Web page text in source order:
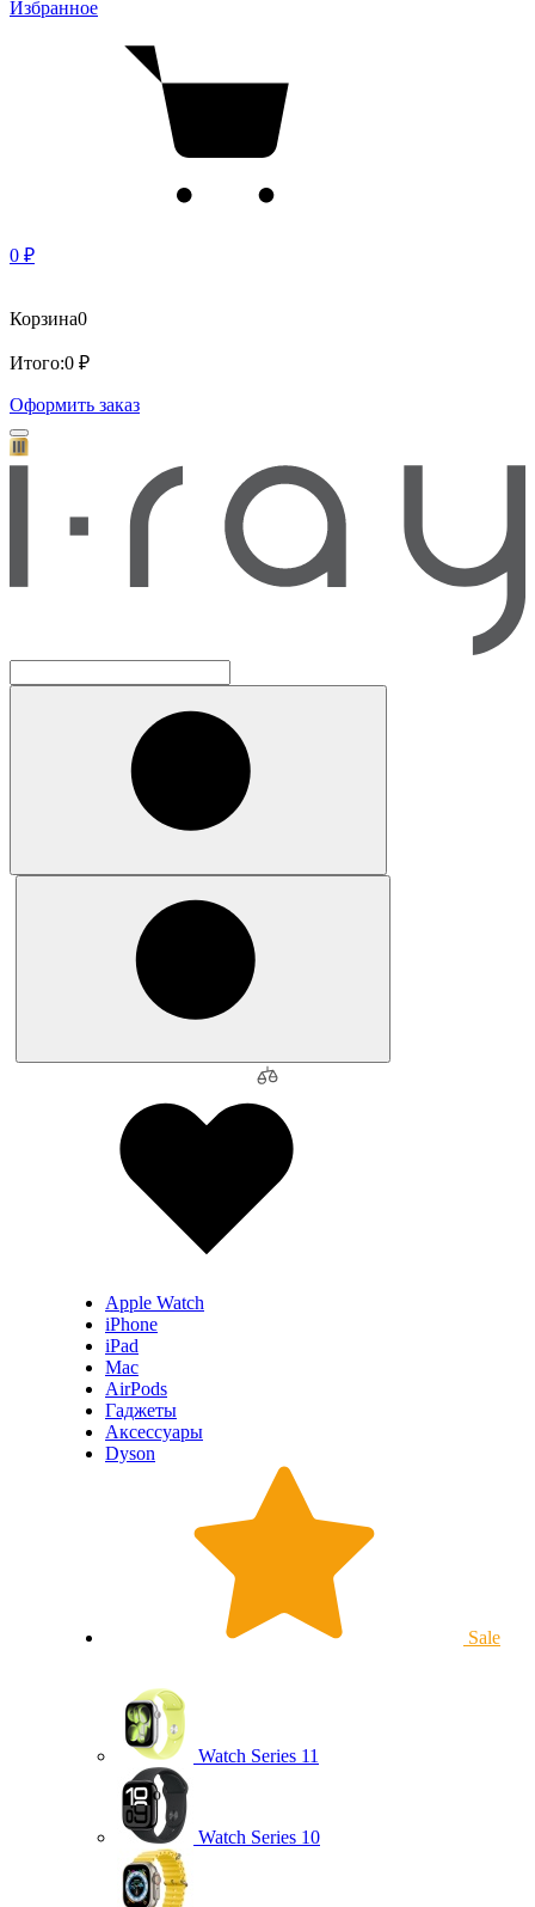
Избранное
0 ₽
Корзина0
Итого:0 ₽
Оформить заказ
Apple Watch
iPhone
iPad
Mac
AirPods
Гаджеты
Аксессуары
Dyson
Sale
Watch Series 11
Watch Series 10